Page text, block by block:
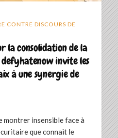
CONTRE DISCOURS DE
la consolidation de la
defyhatenow invite les
à une synergie de
montrer insensible face à
que connait le